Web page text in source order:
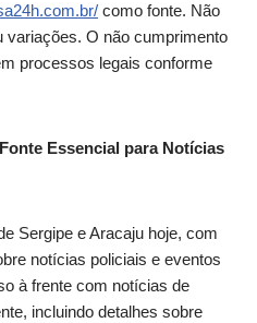
como fonte. Não
variações. O não cumprimento
processos legais conforme
Essencial para Notícias
Sergipe e Aracaju hoje, com
notícias policiais e eventos
à frente com notícias de
incluindo detalhes sobre